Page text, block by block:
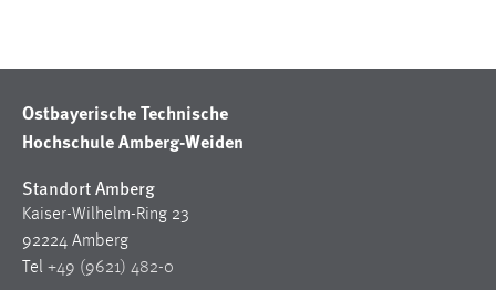
Ostbayerische Technische
Hochschule Amberg-Weiden
Standort Amberg
Kaiser-Wilhelm-Ring 23
92224 Amberg
Tel +49 (9621) 482-0
Name:
MibewSessionID, MIBEW_UserID, mibew_locale, mibew-
Zweck:
Wird benötigt um die Chatfunktion nutzen zu können.
Cookie Laufzeit: